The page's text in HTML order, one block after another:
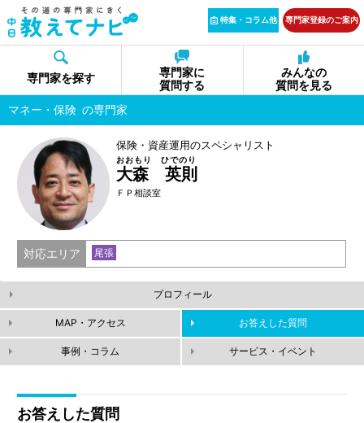
特集・コラム他 専門家登録のご案内
専門家を探す
専門家に
質問する
みんなの
質問を見る
マネー・保険 の専門家
保険・資産運用のスペシャリスト
大森 英則
おおもり ひでのり
ＦＰ相談室
対応エリア 尾張
プロフィール
MAP・アクセス お答えした質問
事例・コラム サービス・イベント
お答えした質問